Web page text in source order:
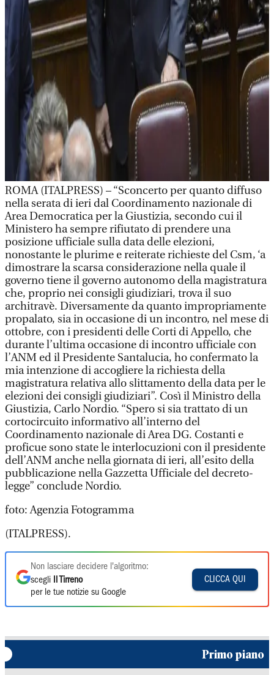
ROMA (ITALPRESS) – “Sconcerto per quanto diffuso
nella serata di ieri dal Coordinamento nazionale di
Area Democratica per la Giustizia, secondo cui il
Ministero ha sempre rifiutato di prendere una
posizione ufficiale sulla data delle elezioni,
nonostante le plurime e reiterate richieste del Csm, ‘a
dimostrare la scarsa considerazione nella quale il
governo tiene il governo autonomo della magistratura
che, proprio nei consigli giudiziari, trova il suo
architravè. Diversamente da quanto impropriamente
propalato, sia in occasione di un incontro, nel mese di
ottobre, con i presidenti delle Corti di Appello, che
durante l’ultima occasione di incontro ufficiale con
l’ANM ed il Presidente Santalucia, ho confermato la
mia intenzione di accogliere la richiesta della
magistratura relativa allo slittamento della data per le
elezioni dei consigli giudiziari”. Così il Ministro della
Giustizia, Carlo Nordio. “Spero si sia trattato di un
cortocircuito informativo all’interno del
Coordinamento nazionale di Area DG. Costanti e
proficue sono state le interlocuzioni con il presidente
dell’ANM anche nella giornata di ieri, all’esito della
pubblicazione nella Gazzetta Ufficiale del decreto-
legge” conclude Nordio.
foto: Agenzia Fotogramma
(ITALPRESS).
Non lasciare decidere l'algoritmo:
scegli
Il Tirreno
per le tue notizie su Google
CLICCA QUI
Primo piano